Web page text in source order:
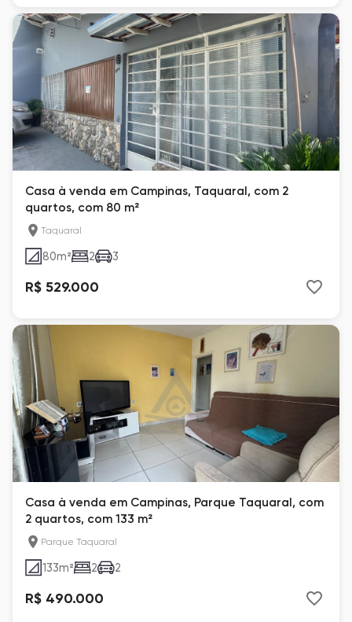
Casa à venda em Campinas, Taquaral, com 2
quartos, com 80 m²
Taquaral
80m² 2 3
R$ 529.000
Casa à venda em Campinas, Parque Taquaral, com
2 quartos, com 133 m²
Parque Taquaral
133m² 2 2
R$ 490.000